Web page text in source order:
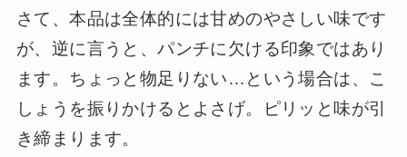
さて、本品は全体的には甘めのやさしい味です
が、逆に言うと、パンチに欠ける印象ではあり
ます。ちょっと物足りない…という場合は、こ
しょうを振りかけるとよさげ。ピリッと味が引
き締まります。